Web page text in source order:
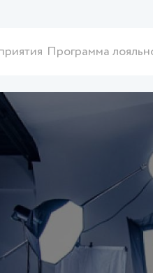
Программа